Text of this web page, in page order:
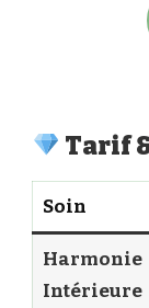
Tarif
Soin
Harmonie
Intérieure